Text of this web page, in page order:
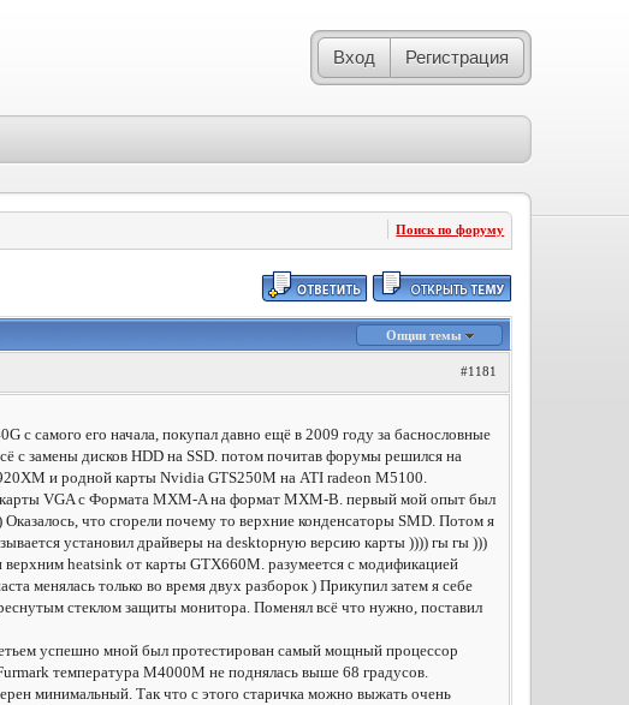
Вход Регистрация
Поиск по форуму
Опции темы
#1181
самого его начала, покупал давно ещё в 2009 году за баснословные
с замены дисков HDD на SSD. потом почитав форумы решился на
и родной карты Nvidia GTS250M на ATI radeon M5100.
VGA с Формата MXM-A на формат MXM-B. первый мой опыт был
что сгорели почему то верхние конденсаторы SMD. Потом я
установил драйверы на desktopную версию карты )))) гы гы )))
heatsink от карты GTX660M. разумеется с модификацией
менялась только во время двух разборок ) Прикупил затем я себе
стеклом защиты монитора. Поменял всё что нужно, поставил
успешно мной был протестирован самый мощный процессор
температура M4000M не поднялась выше 68 градусов.
минимальный. Так что с этого старичка можно выжать очень